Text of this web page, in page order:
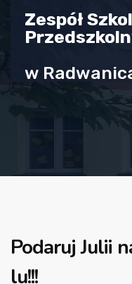
Zespół
w
Podaruj Julii
lu!!!